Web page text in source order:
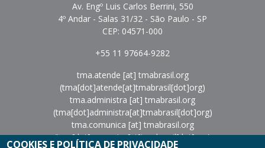
Av. Engº Luis Carlos Berrini, 550
4º Andar - Salas 31/32 - São Paulo - SP
CEP: 04571-000
+55 11 97664-9282
tma.atende [at] tmabrasil.org
(tma[dot]atende[at]tmabrasil[dot]org)
tma.administra [at] tmabrasil.org
(tma[dot]administra[at]tmabrasil[dot]org)
tma.comunica [at] tmabrasil.org
(tma[dot]comunica[at]tmabrasil[dot]org)
COOKIES E POLÍTICA DE PRIVACIDADE